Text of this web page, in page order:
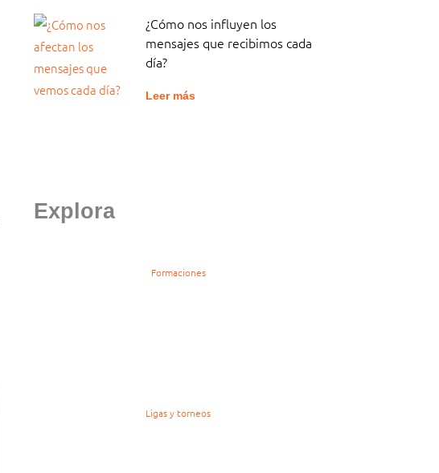
¿Cómo nos influyen los
mensajes que recibimos cada
día?
Leer más
Explora
Formaciones
Ligas y torneos